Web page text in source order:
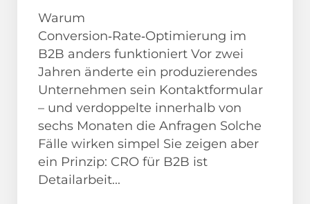
Warum
Conversion‑Rate‑Optimierung im
B2B anders funktioniert Vor zwei
Jahren änderte ein produzierendes
Unternehmen sein Kontaktformular
– und verdoppelte innerhalb von
sechs Monaten die Anfragen Solche
Fälle wirken simpel Sie zeigen aber
ein Prinzip: CRO für B2B ist
Detailarbeit...